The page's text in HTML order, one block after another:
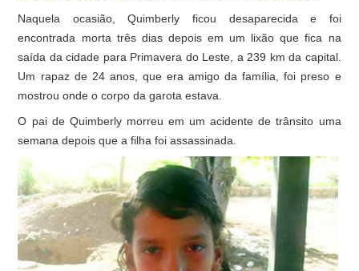
Naquela ocasião, Quimberly ficou desaparecida e foi
encontrada morta três dias depois em um lixão que fica na
saída da cidade para Primavera do Leste, a 239 km da capital.
Um rapaz de 24 anos, que era amigo da família, foi preso e
mostrou onde o corpo da garota estava.
O pai de Quimberly morreu em um acidente de trânsito uma
semana depois que a filha foi assassinada.